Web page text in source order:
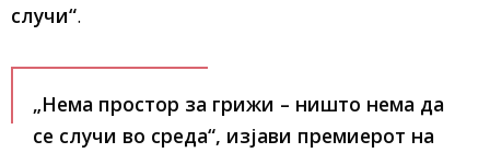
случи“.
„Нема простор за грижи – ништо нема да
се случи во среда“, изјави премиерот на